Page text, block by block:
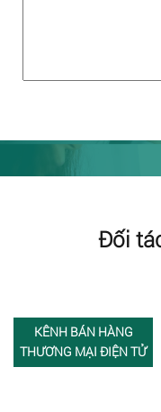
Đối
KÊNH BÁN HÀNG
THƯƠNG MẠI ĐIỆN TỬ